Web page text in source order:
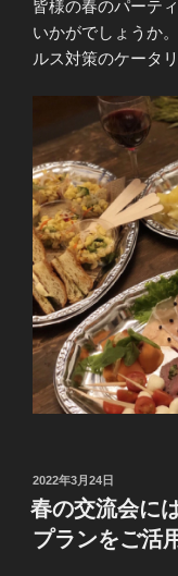
皆様の春のパーテ
いかがでしょうか
ルス対策のケータ
投
稿
日:
2022年3月24日
春の交流会に
プランをご活